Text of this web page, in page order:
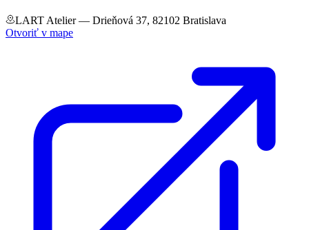
LART Atelier— Drieňová 37, 82102 Bratislava
Otvoriť v mape